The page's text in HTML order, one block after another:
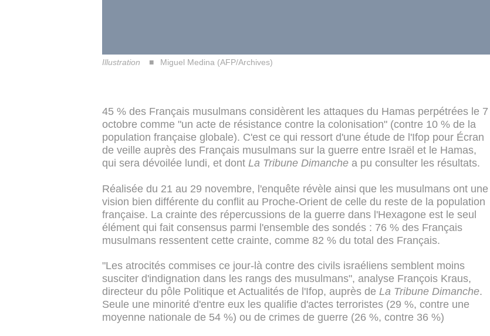
Illustration Miguel Medina (AFP/Archives)
45 % des Français musulmans considèrent les attaques du Hamas perpétrées le 7
octobre comme "un acte de résistance contre la colonisation" (contre 10 % de la
population française globale). C'est ce qui ressort d'une étude de l'Ifop pour Écran
de veille auprès des Français musulmans sur la guerre entre Israël et le Hamas,
qui sera dévoilée lundi, et dont La Tribune Dimanche a pu consulter les résultats.
Réalisée du 21 au 29 novembre, l'enquête révèle ainsi que les musulmans ont une
vision bien différente du conflit au Proche-Orient de celle du reste de la population
française. La crainte des répercussions de la guerre dans l'Hexagone est le seul
élément qui fait consensus parmi l'ensemble des sondés : 76 % des Français
musulmans ressentent cette crainte, comme 82 % du total des Français.
"Les atrocités commises ce jour-là contre des civils israéliens semblent moins
susciter d'indignation dans les rangs des musulmans", analyse François Kraus,
directeur du pôle Politique et Actualités de l'Ifop, auprès de La Tribune Dimanche.
Seule une minorité d'entre eux les qualifie d'actes terroristes (29 %, contre une
moyenne nationale de 54 %) ou de crimes de guerre (26 %, contre 36 %)